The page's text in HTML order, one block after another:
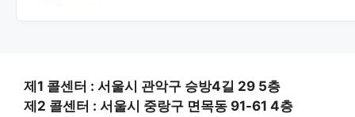
제1 콜센터 : 서울시 관악구 승방4길 29 5층
제2 콜센터 : 서울시 중랑구 면목동 91-61 4층